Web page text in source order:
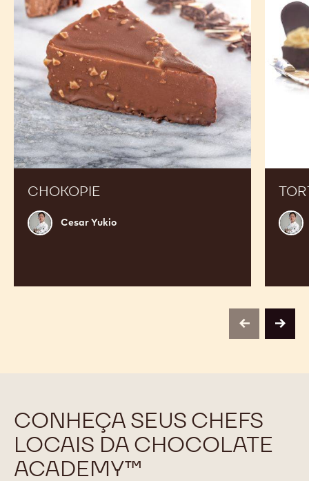
CHOKOPIE
Cesar
Yukio
Cesar Yukio
Yukio
previousnext
CONHEÇA SEUS CHEFS
LOCAIS DA CHOCOLATE
ACADEMY™